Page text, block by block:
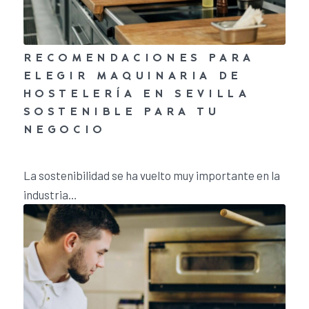
RECOMENDACIONES PARA
ELEGIR MAQUINARIA DE
HOSTELERÍA EN SEVILLA
SOSTENIBLE PARA TU
NEGOCIO
La sostenibilidad se ha vuelto muy importante en la
industria…